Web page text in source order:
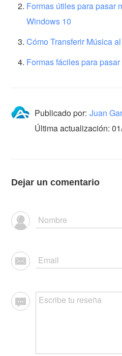
Formas útiles para pasar
Windows 10
Cómo Transferir Música
Formas fáciles para
Publicado por: Juan
Última actualización:
Dejar un comentario